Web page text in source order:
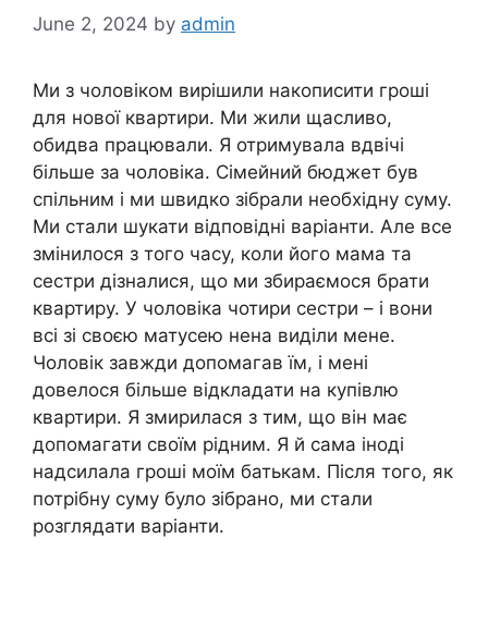
June 2, 2024 by admin
Ми з чоловіком вирішили накописити гроші
для нової квартири. Ми жили щасливо,
обидва працювали. Я отримувала вдвічі
більше за чоловіка. Сімейний бюджет був
спільним і ми швидко зібрали необхідну суму.
Ми стали шукати відповідні варіанти. Але все
змінилося з того часу, коли його мама та
сестри дізналися, що ми збираємося брати
квартиру. У чоловіка чотири сестри – і вони
всі зі своєю матусею нена виділи мене.
Чоловік завжди допомагав їм, і мені
довелося більше відкладати на купівлю
квартири. Я змирилася з тим, що він має
допомагати своїм рідним. Я й сама іноді
надсилала гроші моїм батькам. Після того, як
потрібну суму було зібрано, ми стали
розглядати варіанти.